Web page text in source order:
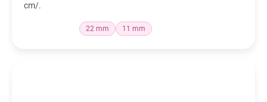
cm/.
22 mm 11 mm